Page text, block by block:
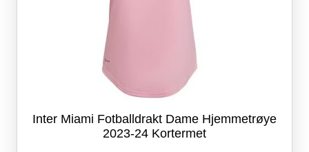
Inter Miami Fotballdrakt Dame Hjemmetrøye
2023-24 Kortermet